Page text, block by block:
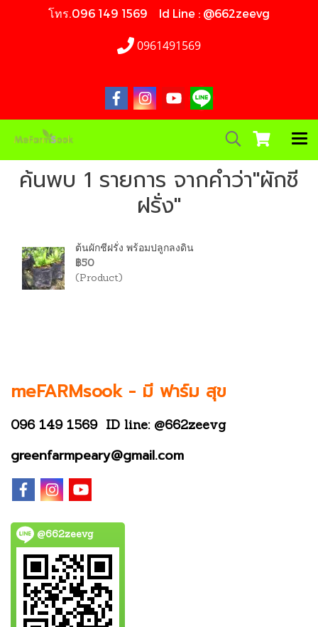
โทร.096 149 1569 Id Line : @662zeevg
0961491569
ค้นพบ 1 รายการ จากคำว่า"ผักชี
ฝรั่ง"
ต้นผักชีฝรั่ง พร้อมปลูกลงดิน
฿50
(Product)
meFARMsook - มี ฟาร์ม สุข
096 149 1569 ID line: @662zeevg
greenfarmpeary@gmail.com
@662zeevg